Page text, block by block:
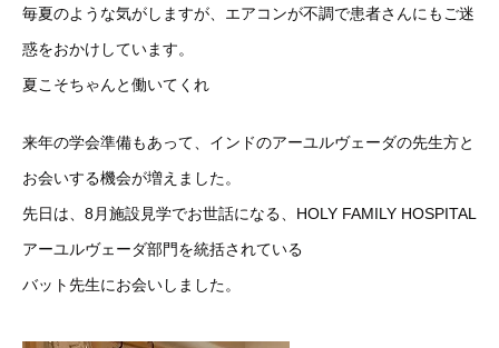
毎夏のような気がしますが、エアコンが不調で患者さんにもご迷
惑をおかけしています。
夏こそちゃんと働いてくれ
来年の学会準備もあって、インドのアーユルヴェーダの先生方と
お会いする機会が増えました。
先日は、8月施設見学でお世話になる、HOLY FAMILY HOSPITAL
アーユルヴェーダ部門を統括されている
バット先生にお会いしました。